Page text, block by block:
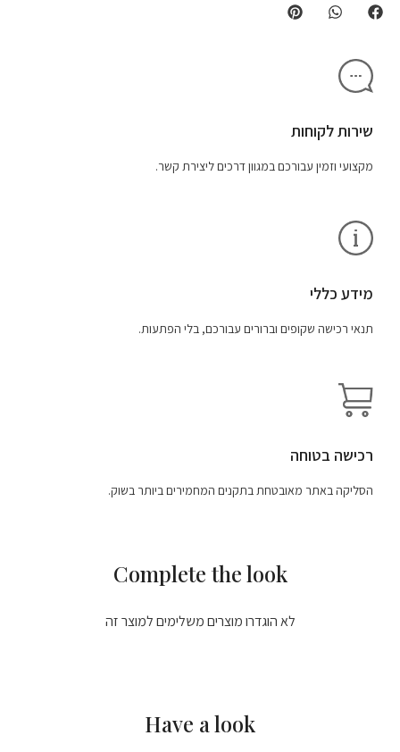
שירות לקוחות
מקצועי וזמין עבורכם במגוון דרכים ליצירת קשר.
מידע כללי
תנאי רכישה שקופים וברורים עבורכם, בלי הפתעות.
רכישה בטוחה
הסליקה באתר מאובטחת בתקנים המחמירים ביותר בשוק.
Complete the look
לא הוגדרו מוצרים משלימים למוצר זה
Have a look